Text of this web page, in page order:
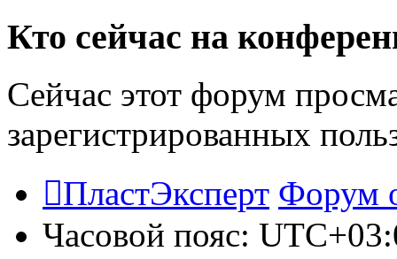
Кто сейчас на
Сейчас этот форум
зарегистрированных
ПластЭксперт Форум
Часовой пояс: